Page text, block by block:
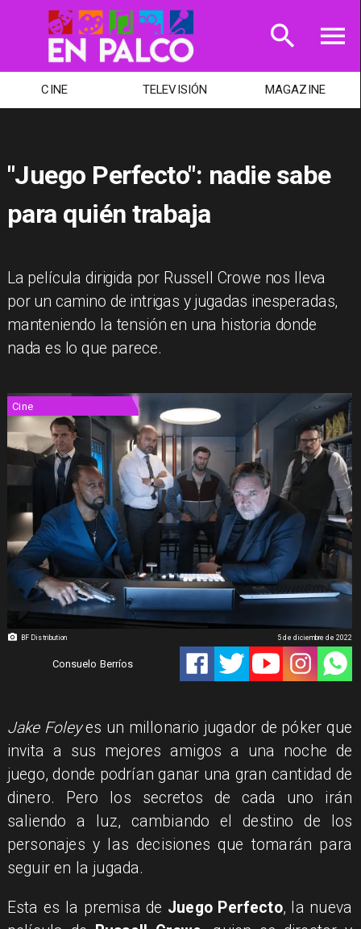
TELEVISIÓN MAGAZINE TEATRO
"Juego Perfecto": nadie sabe
para quién trabaja
La película dirigida por Russell Crowe nos lleva
por un camino de intrigas y jugadas inesperadas,
manteniendo la tensión en una historia donde
nada es lo que parece.
BF Distribution
Cine
Consuelo Berríos
5 de diciembre de 2022
Jake Foleyes un millonario jugador de póker que
invita a sus mejores amigos a una noche de
juego, donde podrían ganar una gran cantidad de
dinero. Pero los secretos de cada uno irán
saliendo a luz, cambiando el destino de los
personajes y las decisiones que tomarán para
seguir en la jugada.
Esta es la premisa de Juego Perfecto, la nueva